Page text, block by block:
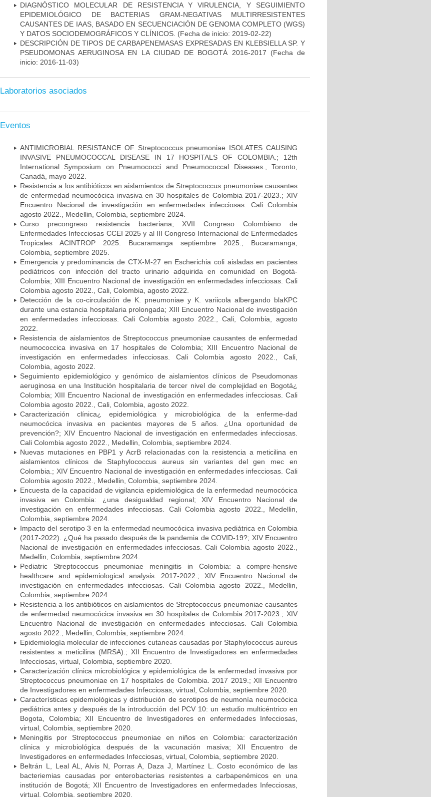
DIAGNÓSTICO MOLECULAR DE RESISTENCIA Y VIRULENCIA, Y SEGUIMIENTO
EPIDEMIOLÓGICO DE BACTERIAS GRAM-NEGATIVAS MULTIRRESISTENTES
CAUSANTES DE IAAS, BASADO EN SECUENCIACIÓN DE GENOMA COMPLETO (WGS)
Y DATOS SOCIODEMOGRÁFICOS Y CLÍNICOS. (Fecha de inicio: 2019-02-22)
DESCRIPCIÓN DE TIPOS DE CARBAPENEMASAS EXPRESADAS EN KLEBSIELLA SP. Y
PSEUDOMONAS AERUGINOSA EN LA CIUDAD DE BOGOTÁ 2016-2017 (Fecha de
inicio: 2016-11-03)
Laboratorios asociados
Eventos
ANTIMICROBIAL RESISTANCE OF Streptococcus pneumoniae ISOLATES CAUSING
INVASIVE PNEUMOCOCCAL DISEASE IN 17 HOSPITALS OF COLOMBIA.; 12th
International Symposium on Pneumococci and Pneumococcal Diseases., Toronto,
Canadá, mayo 2022.
Resistencia a los antibióticos en aislamientos de Streptococcus pneumoniae causantes
de enfermedad neumocócica invasiva en 30 hospitales de Colombia 2017-2023.; XIV
Encuentro Nacional de investigación en enfermedades infecciosas. Cali Colombia
agosto 2022., Medellin, Colombia, septiembre 2024.
Curso precongreso resistencia bacteriana; XVII Congreso Colombiano de
Enfermedades Infecciosas CCEI 2025 y al III Congreso Internacional de Enfermedades
Tropicales ACINTROP 2025. Bucaramanga septiembre 2025., Bucaramanga,
Colombia, septiembre 2025.
Emergencia y predominancia de CTX-M-27 en Escherichia coli aisladas en pacientes
pediátricos con infección del tracto urinario adquirida en comunidad en Bogotá-
Colombia; XIII Encuentro Nacional de investigación en enfermedades infecciosas. Cali
Colombia agosto 2022., Cali, Colombia, agosto 2022.
Detección de la co-circulación de K. pneumoniae y K. variicola albergando blaKPC
durante una estancia hospitalaria prolongada; XIII Encuentro Nacional de investigación
en enfermedades infecciosas. Cali Colombia agosto 2022., Cali, Colombia, agosto
2022.
Resistencia de aislamientos de Streptococcus pneumoniae causantes de enfermedad
neumococcica invasiva en 17 hospitales de Colombia; XIII Encuentro Nacional de
investigación en enfermedades infecciosas. Cali Colombia agosto 2022., Cali,
Colombia, agosto 2022.
Seguimiento epidemiológico y genómico de aislamientos clínicos de Pseudomonas
aeruginosa en una Institución hospitalaria de tercer nivel de complejidad en Bogotá¿
Colombia; XIII Encuentro Nacional de investigación en enfermedades infecciosas. Cali
Colombia agosto 2022., Cali, Colombia, agosto 2022.
Caracterización clínica¿ epidemiológica y microbiológica de la enferme-dad
neumocócica invasiva en pacientes mayores de 5 años. ¿Una oportunidad de
prevención?; XIV Encuentro Nacional de investigación en enfermedades infecciosas.
Cali Colombia agosto 2022., Medellin, Colombia, septiembre 2024.
Nuevas mutaciones en PBP1 y AcrB relacionadas con la resistencia a meticilina en
aislamientos clínicos de Staphylococcus aureus sin variantes del gen mec en
Colombia.; XIV Encuentro Nacional de investigación en enfermedades infecciosas. Cali
Colombia agosto 2022., Medellin, Colombia, septiembre 2024.
Encuesta de la capacidad de vigilancia epidemiológica de la enfermedad neumocócica
invasiva en Colombia: ¿una desigualdad regional; XIV Encuentro Nacional de
investigación en enfermedades infecciosas. Cali Colombia agosto 2022., Medellin,
Colombia, septiembre 2024.
Impacto del serotipo 3 en la enfermedad neumocócica invasiva pediátrica en Colombia
(2017-2022). ¿Qué ha pasado después de la pandemia de COVID-19?; XIV Encuentro
Nacional de investigación en enfermedades infecciosas. Cali Colombia agosto 2022.,
Medellin, Colombia, septiembre 2024.
Pediatric Streptococcus pneumoniae meningitis in Colombia: a compre-hensive
healthcare and epidemiological analysis. 2017-2022.; XIV Encuentro Nacional de
investigación en enfermedades infecciosas. Cali Colombia agosto 2022., Medellin,
Colombia, septiembre 2024.
Resistencia a los antibióticos en aislamientos de Streptococcus pneumoniae causantes
de enfermedad neumocócica invasiva en 30 hospitales de Colombia 2017-2023.; XIV
Encuentro Nacional de investigación en enfermedades infecciosas. Cali Colombia
agosto 2022., Medellin, Colombia, septiembre 2024.
Epidemiología molecular de infecciones cutaneas causadas por Staphylococcus aureus
resistentes a meticilina (MRSA).; XII Encuentro de Investigadores en enfermedades
Infecciosas, virtual, Colombia, septiembre 2020.
Caracterización clínica microbiológica y epidemiológica de la enfermedad invasiva por
Streptococcus pneumoniae en 17 hospitales de Colombia. 2017 2019.; XII Encuentro
de Investigadores en enfermedades Infecciosas, virtual, Colombia, septiembre 2020.
Características epidemiológicas y distribución de serotipos de neumonía neumocócica
pediátrica antes y después de la introducción del PCV 10: un estudio multicéntrico en
Bogota, Colombia; XII Encuentro de Investigadores en enfermedades Infecciosas,
virtual, Colombia, septiembre 2020.
Meningitis por Streptococcus pneumoniae en niños en Colombia: caracterización
clínica y microbiológica después de la vacunación masiva; XII Encuentro de
Investigadores en enfermedades Infecciosas, virtual, Colombia, septiembre 2020.
Beltrán L, Leal AL, Alvis N, Porras A, Daza J, Martínez L. Costo económico de las
bacteriemias causadas por enterobacterias resistentes a carbapenémicos en una
institución de Bogotá; XII Encuentro de Investigadores en enfermedades Infecciosas,
virtual, Colombia, septiembre 2020.